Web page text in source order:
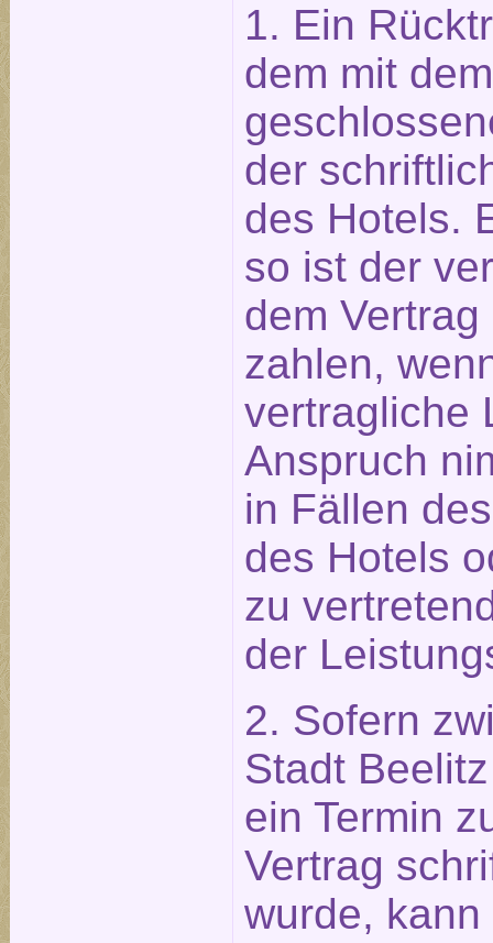
1. Ein
dem mit
der
des Hotels.
so ist der
dem
zahlen,
vertragliche
Anspruch
in Fällen
des Hotels
zu
der
2. Sofern
Stadt
ein Termin
Vertrag
wurde,